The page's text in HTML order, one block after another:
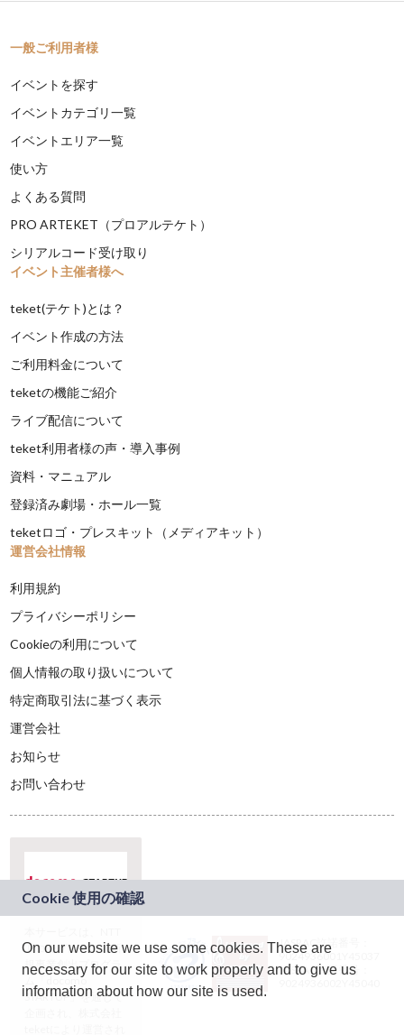
一般ご利用者様
イベントを探す
イベントカテゴリ一覧
イベントエリア一覧
使い方
よくある質問
PRO ARTEKET（プロアルテケト）
シリアルコード受け取り
イベント主催者様へ
teket(テケト)とは？
イベント作成の方法
ご利用料金について
teketの機能ご紹介
ライブ配信について
teket利用者様の声・導入事例
資料・マニュアル
登録済み劇場・ホール一覧
teketロゴ・プレスキット（メディアキット）
運営会社情報
利用規約
プライバシーポリシー
Cookieの利用について
個人情報の取り扱いについて
特定商取引法に基づく表示
運営会社
お知らせ
お問い合わせ
ドコモグループの新
規事業創出プログラ
ム「docomo
STARTUP」を通じて
JASRAC許諾番号：
9024936001Y45037
JASRAC許諾番号：
On our website we use some cookies. These are
necessary for our site to work properly and to give us
information about how our site is used.